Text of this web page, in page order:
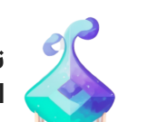
نوشته